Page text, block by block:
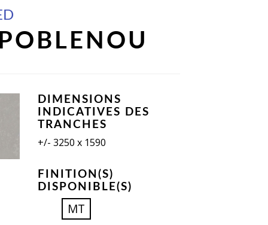
DIMENSIONS
INDICATIVES DES
TRANCHES
+/- 3250 x 1590
FINITION(S)
DISPONIBLE(S)
MT